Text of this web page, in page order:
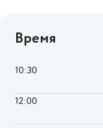
Время
10:30
12:00